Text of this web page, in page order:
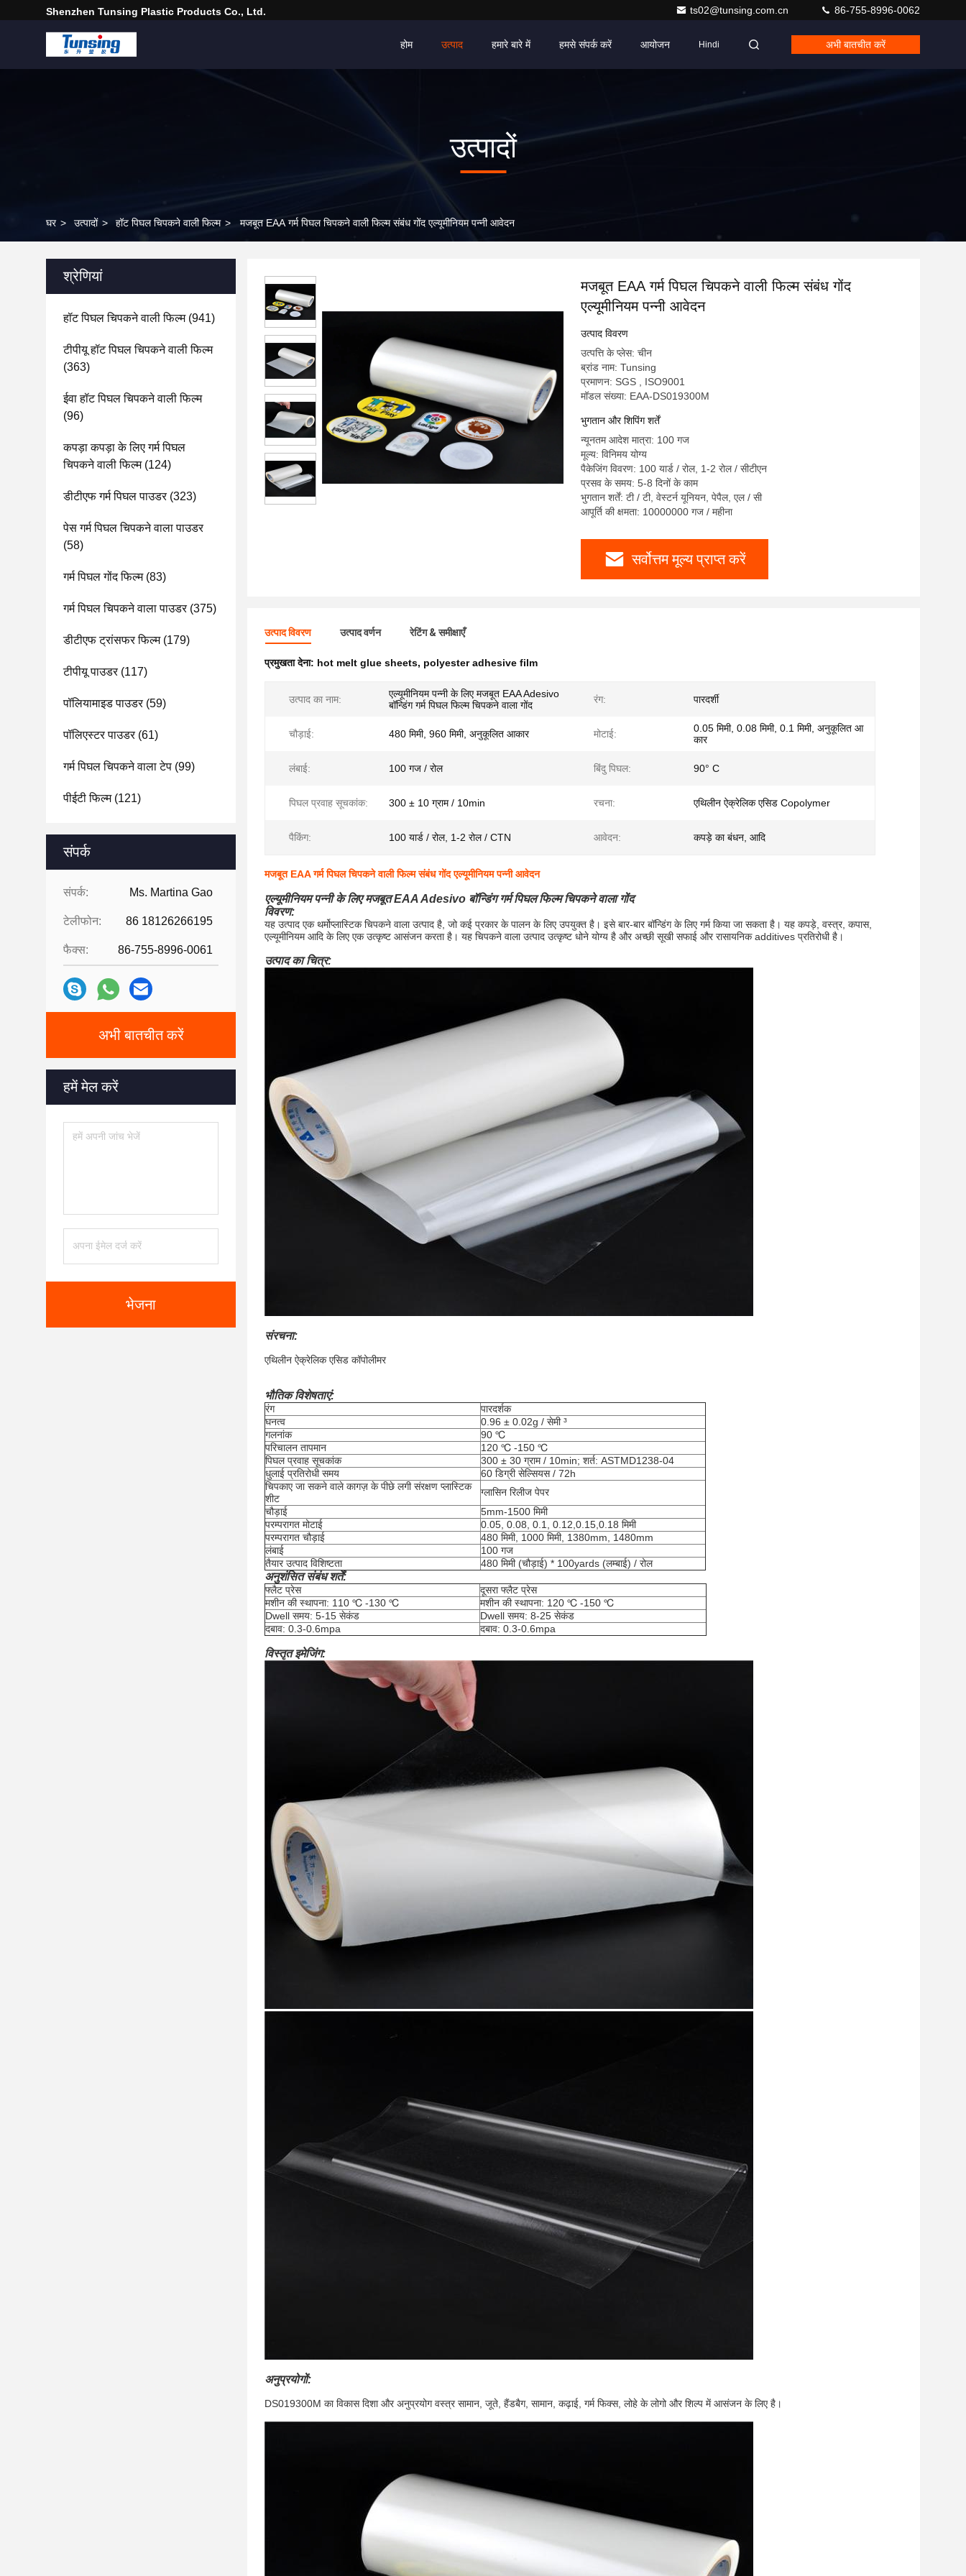
Shenzhen Tunsing Plastic Products Co., Ltd. ts02@tunsing.com.cn 86-755-8996-0062
होम उत्पाद हमारे बारे में हमसे संपर्क करें आयोजन Hindi अभी बातचीत करें
उत्पादों
घर > उत्पादों > हॉट पिघल चिपकने वाली फिल्म > मजबूत EAA गर्म पिघल चिपकने वाली फिल्म संबंध गोंद एल्यूमीनियम पन्नी आवेदन
श्रेणियां
हॉट पिघल चिपकने वाली फिल्म(941)
टीपीयू हॉट पिघल चिपकने वाली फिल्म
(363)
ईवा हॉट पिघल चिपकने वाली फिल्म
(96)
कपड़ा कपड़ा के लिए गर्म पिघल
चिपकने वाली फिल्म(124)
डीटीएफ गर्म पिघल पाउडर(323)
पेस गर्म पिघल चिपकने वाला पाउडर
(58)
गर्म पिघल गोंद फिल्म(83)
गर्म पिघल चिपकने वाला पाउडर(375)
डीटीएफ ट्रांसफर फिल्म(179)
टीपीयू पाउडर(117)
पॉलियामाइड पाउडर(59)
पॉलिएस्टर पाउडर(61)
गर्म पिघल चिपकने वाला टेप (99)
पीईटी फिल्म(121)
संपर्क
संपर्क: Ms. Martina Gao
टेलीफोन: 86 18126266195
फैक्स: 86-755-8996-0061
अभी बातचीत करें
हमें मेल करें
भेजना
मजबूत EAA गर्म पिघल चिपकने वाली फिल्म संबंध गोंद
एल्यूमीनियम पन्नी आवेदन
उत्पाद विवरण
उत्पत्ति के प्लेस: चीन
ब्रांड नाम: Tunsing
प्रमाणन: SGS , ISO9001
मॉडल संख्या: EAA-DS019300M
भुगतान और शिपिंग शर्तें
न्यूनतम आदेश मात्रा: 100 गज
मूल्य: विनिमय योग्य
पैकेजिंग विवरण: 100 यार्ड / रोल, 1-2 रोल / सीटीएन
प्रसव के समय: 5-8 दिनों के काम
भुगतान शर्तें: टी / टी, वेस्टर्न यूनियन, पेपैल, एल / सी
आपूर्ति की क्षमता: 10000000 गज / महीना
सर्वोत्तम मूल्य प्राप्त करें
उत्पाद विवरण उत्पाद वर्णन रेटिंग & समीक्षाएँ
प्रमुखता देना: hot melt glue sheets, polyester adhesive film
उत्पाद का नाम:
एल्यूमीनियम पन्नी के लिए मजबूत EAA Adesivo
बॉन्डिंग गर्म पिघल फिल्म चिपकने वाला गोंद
रंग: पारदर्शी
चौड़ाई: 480 मिमी, 960 मिमी, अनुकूलित आकार मोटाई:
0.05 मिमी, 0.08 मिमी, 0.1 मिमी, अनुकूलित आ
कार
लंबाई: 100 गज / रोल बिंदु पिघल: 90° C
पिघल प्रवाह सूचकांक: 300 ± 10 ग्राम / 10min रचना: एथिलीन ऐक्रेलिक एसिड Copolymer
पैकिंग: 100 यार्ड / रोल, 1-2 रोल / CTN आवेदन: कपड़े का बंधन, आदि
मजबूत EAA गर्म पिघल चिपकने वाली फिल्म संबंध गोंद एल्यूमीनियम पन्नी आवेदन
एल्यूमीनियम पन्नी के लिए मजबूत EAA Adesivo बॉन्डिंग गर्म पिघल फिल्म चिपकने वाला गोंद
विवरण:
यह उत्पाद एक थर्मोप्लास्टिक चिपकने वाला उत्पाद है, जो कई प्रकार के पालन के लिए उपयुक्त है। इसे बार-बार बॉन्डिंग के लिए गर्म किया जा सकता है। यह कपड़े, वस्त्र, कपास,
एल्यूमीनियम आदि के लिए एक उत्कृष्ट आसंजन करता है। यह चिपकने वाला उत्पाद उत्कृष्ट धोने योग्य है और अच्छी सूखी सफाई और रासायनिक additives प्रतिरोधी है।
उत्पाद का चित्र:
संरचना:
एथिलीन ऐक्रेलिक एसिड कॉपोलीमर
भौतिक विशेषताएं:
रंग
पारदर्शक
घनत्व
0.96 ± 0.02g / सेमी ³
गलनांक
90 ℃
परिचालन तापमान
120 ℃ -150 ℃
पिघल प्रवाह सूचकांक
300 ± 30 ग्राम / 10min; शर्त: ASTMD1238-04
धुलाई प्रतिरोधी समय
60 डिग्री सेल्सियस / 72h
चिपकाए जा सकने वाले कागज़ के पीछे लगी संरक्षण प्लास्टिक
शीट
ग्लासिन रिलीज पेपर
चौड़ाई
5mm-1500 मिमी
परम्परागत मोटाई
0.05, 0.08, 0.1, 0.12,0.15,0.18 मिमी
परम्परागत चौड़ाई
480 मिमी, 1000 मिमी, 1380mm, 1480mm
लंबाई
100 गज
तैयार उत्पाद विशिष्टता
480 मिमी (चौड़ाई) * 100yards (लम्बाई) / रोल
अनुशंसित संबंध शर्तें:
फ्लैट प्रेस
दूसरा फ्लैट प्रेस
मशीन की स्थापना: 110 ℃ -130 ℃
मशीन की स्थापना: 120 ℃ -150 ℃
Dwell समय: 5-15 सेकंड
Dwell समय: 8-25 सेकंड
दबाव: 0.3-0.6mpa
दबाव: 0.3-0.6mpa
विस्तृत इमेजिंग:
अनुप्रयोगों:
DS019300M का विकास दिशा और अनुप्रयोग वस्त्र सामान, जूते, हैंडबैग, सामान, कढ़ाई, गर्म फिक्स, लोहे के लोगो और शिल्प में आसंजन के लिए है।